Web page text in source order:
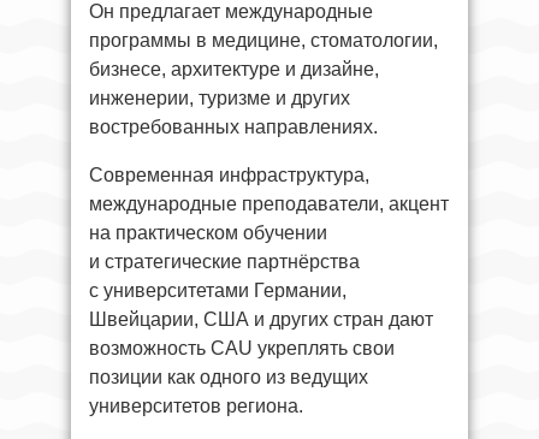
Он предлагает международные
программы в медицине, стоматологии,
бизнесе, архитектуре и дизайне,
инженерии, туризме и других
востребованных направлениях.
Современная инфраструктура,
международные преподаватели, акцент
на практическом обучении
и стратегические партнёрства
с университетами Германии,
Швейцарии, США и других стран дают
возможность CAU укреплять свои
позиции как одного из ведущих
университетов региона.